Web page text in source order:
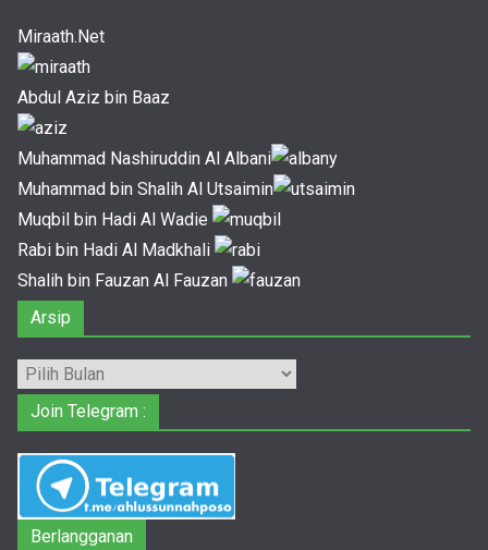
Miraath.Net
Abdul Aziz bin Baaz
Muhammad Nashiruddin Al Albani
Muhammad bin Shalih Al Utsaimin
Muqbil bin Hadi Al Wadie
Rabi bin Hadi Al Madkhali
Shalih bin Fauzan Al Fauzan
Arsip
Arsip
Join Telegram :
Berlangganan